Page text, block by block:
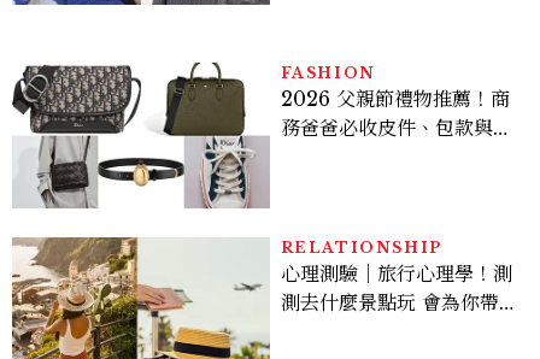
FASHION
2026 父親節禮物推薦！商
務爸爸必收皮件、包款與鞋
RELATIONSHIP
心理測驗｜旅行心理學！測
測去什麼景點玩 會為你帶來